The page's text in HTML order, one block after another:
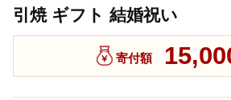
引焼 ギフト 結婚祝い
寄付額